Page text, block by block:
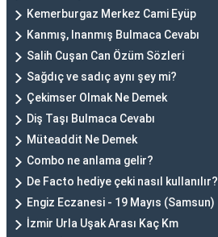
Kemerburgaz Merkez Cami Eyüp
Kanmış, Inanmış Bulmaca Cevabı
Salih Cuşan Can Özüm Sözleri
Sağdıç ve sadıç aynı şey mi?
Çekimser Olmak Ne Demek
Diş Taşı Bulmaca Cevabı
Müteaddit Ne Demek
Combo ne anlama gelir?
De Facto hediye çeki nasıl kullanılır?
Engiz Eczanesi - 19 Mayıs (Samsun)
İzmir Urla Uşak Arası Kaç Km